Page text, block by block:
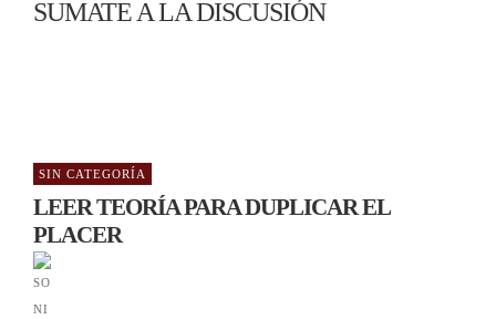
SUMATE A LA DISCUSIÓN
SIN CATEGORÍA
LEER TEORÍA PARA DUPLICAR EL
PLACER